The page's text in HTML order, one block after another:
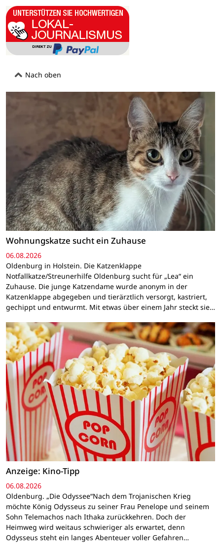
Nach oben
Wohnungskatze sucht ein Zuhause
06.08.2026
Oldenburg in Holstein. Die Katzenklappe
Notfallkatze/Streunerhilfe Oldenburg sucht für „Lea“ ein
Zuhause. Die junge Katzendame wurde anonym in der
Katzenklappe abgegeben und tierärztlich versorgt, kastriert,
gechippt und entwurmt. Mit etwas über einem Jahr steckt sie…
Anzeige: Kino-Tipp
06.08.2026
Oldenburg. „Die Odyssee“Nach dem Trojanischen Krieg
möchte König Odysseus zu seiner Frau Penelope und seinem
Sohn Telemachos nach Ithaka zurückkehren. Doch der
Heimweg wird weitaus schwieriger als erwartet, denn
Odysseus steht ein langes Abenteuer voller Gefahren…